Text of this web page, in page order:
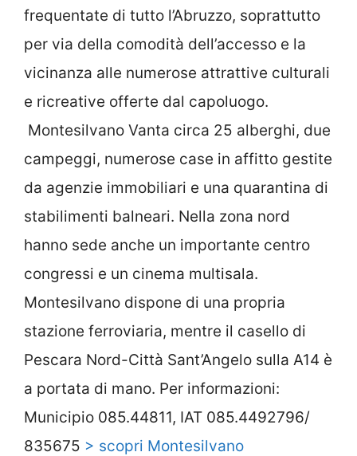
frequentate di tutto l’Abruzzo, soprattutto
per via della comodità dell’accesso e la
vicinanza alle numerose attrattive culturali
e ricreative offerte dal capoluogo.
Montesilvano Vanta circa 25 alberghi, due
campeggi, numerose case in affitto gestite
da agenzie immobiliari e una quarantina di
stabilimenti balneari. Nella zona nord
hanno sede anche un importante centro
congressi e un cinema multisala.
Montesilvano dispone di una propria
stazione ferroviaria, mentre il casello di
Pescara Nord-Città Sant’Angelo sulla A14 è
a portata di mano. Per informazioni:
Municipio 085.44811, IAT 085.4492796/
835675 > scopri Montesilvano